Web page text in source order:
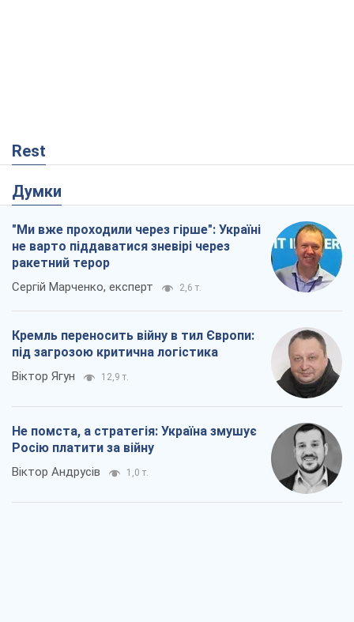
Rest
Думки
"Ми вже проходили через гірше": Україні
не варто піддаватися зневірі через
ракетний терор
Сергій Марченко, експерт 2,6 т.
Кремль переносить війну в тил Європи:
під загрозою критична логістика
Віктор Ягун 12,9 т.
Не помста, а стратегія: Україна змушує
Росію платити за війну
Віктор Андрусів 1,0 т.